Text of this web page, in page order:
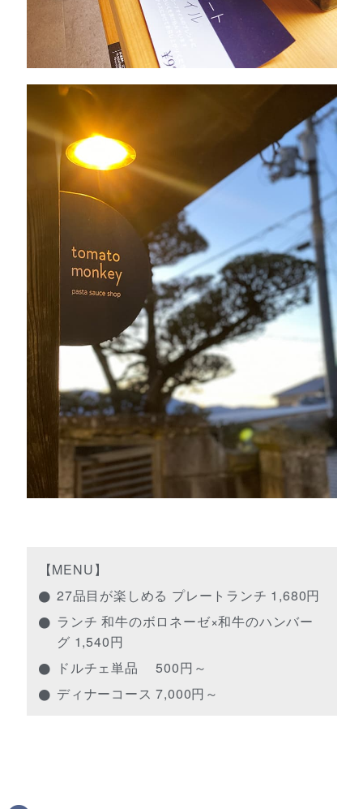
【MENU】
27品目が楽しめる プレートランチ 1,680円
ランチ 和牛のボロネーゼ×和牛のハンバー
グ 1,540円
ドルチェ単品 500円～
ディナーコース 7,000円～